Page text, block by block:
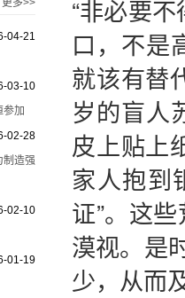
更多>>
04-21
03-10
加
02-28
制造强
02-10
01-19
“非必要
口，不是
就该有替
岁的盲人
皮上贴上
家人抱到
证”。这
漠视。是
少，从而